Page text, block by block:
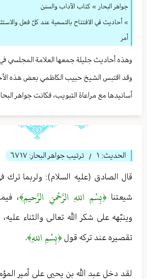
جواهر البحار » كتاب الآداب والسنن
» أحاديث في الافتتاح بالتسمية عند كلّ فعل
أمر
وهذه أحاديث جليلة جمعها العلامة المجلسي في
وقد اقتبس الشيخ حبيب الكاظمي بعض هذه
أسانيدها مع مراعاة التبويب، فكانت جواهر
الحديث: ١ / ترتيب جواهر البحار: ٦٧١٧
قال الصادق (عليه السلام): ولربما ترك
شيعتنا﴿بِسْمِ اللهِ الرَّحْمنِ الرَّحيمِ﴾،
وينبّهه على شكر الله تعالی والثناء
تقصيره عند تركه قول ﴿بِسْمِ اللهِ﴾.
لقد دخل عبد الله بن يحيى على أمير